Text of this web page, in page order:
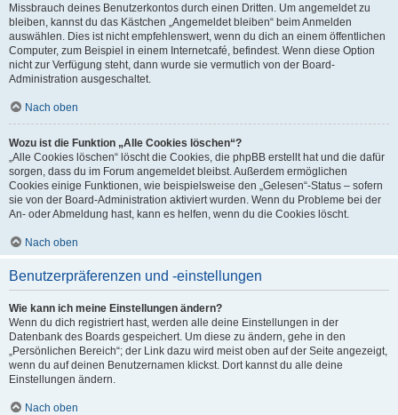
Missbrauch deines Benutzerkontos durch einen Dritten. Um angemeldet zu
bleiben, kannst du das Kästchen „Angemeldet bleiben“ beim Anmelden
auswählen. Dies ist nicht empfehlenswert, wenn du dich an einem öffentlichen
Computer, zum Beispiel in einem Internetcafé, befindest. Wenn diese Option
nicht zur Verfügung steht, dann wurde sie vermutlich von der Board-
Administration ausgeschaltet.
Nach oben
Wozu ist die Funktion „Alle Cookies löschen“?
„Alle Cookies löschen“ löscht die Cookies, die phpBB erstellt hat und die dafür
sorgen, dass du im Forum angemeldet bleibst. Außerdem ermöglichen
Cookies einige Funktionen, wie beispielsweise den „Gelesen“-Status – sofern
sie von der Board-Administration aktiviert wurden. Wenn du Probleme bei der
An- oder Abmeldung hast, kann es helfen, wenn du die Cookies löscht.
Nach oben
Benutzerpräferenzen und -einstellungen
Wie kann ich meine Einstellungen ändern?
Wenn du dich registriert hast, werden alle deine Einstellungen in der
Datenbank des Boards gespeichert. Um diese zu ändern, gehe in den
„Persönlichen Bereich“; der Link dazu wird meist oben auf der Seite angezeigt,
wenn du auf deinen Benutzernamen klickst. Dort kannst du alle deine
Einstellungen ändern.
Nach oben